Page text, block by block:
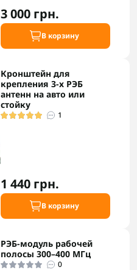
3 000 грн.
В корзину
Кронштейн для
крепления 3-х РЭБ
антенн на авто или
стойку
1
1 440 грн.
В корзину
РЭБ-модуль рабочей
полосы 300–400 МГц
0